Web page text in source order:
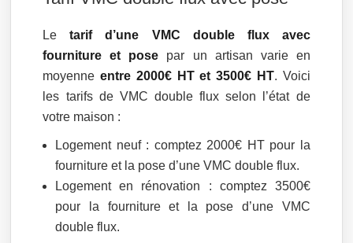
Letarif d’une VMC double flux avec
fourniture et pose par un artisan varie en
moyenneentre 2000€ HT et 3500€ HT. Voici
les tarifs de VMC double flux selon l’état de
votre maison :
Logement neuf : comptez 2000€ HT pour la
fourniture et la pose d’une VMC double flux.
Logement en rénovation : comptez 3500€
pour la fourniture et la pose d’une VMC
double flux.